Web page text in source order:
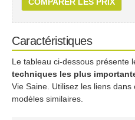
Caractéristiques
Le tableau ci-dessous présente
techniques les plus
Vie Saine. Utilisez les liens
modèles similaires.